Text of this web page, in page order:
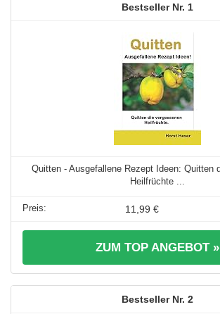
1
Quitten - Ausgefallene Rezept Ideen: Quitten
Heilfrüchte ...
11,99 €
ZUM TOP ANGEBOT »
2